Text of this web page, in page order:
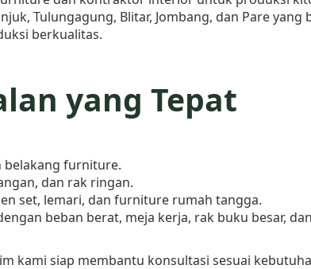
Tulungagung, Blitar, Jombang, dan Pare
berkualitas.
yang Tepat
belakang furniture.
dan rak ringan.
set, lemari, dan furniture rumah tangga.
beban berat, meja kerja, rak buku besar,
kami siap membantu konsultasi sesuai